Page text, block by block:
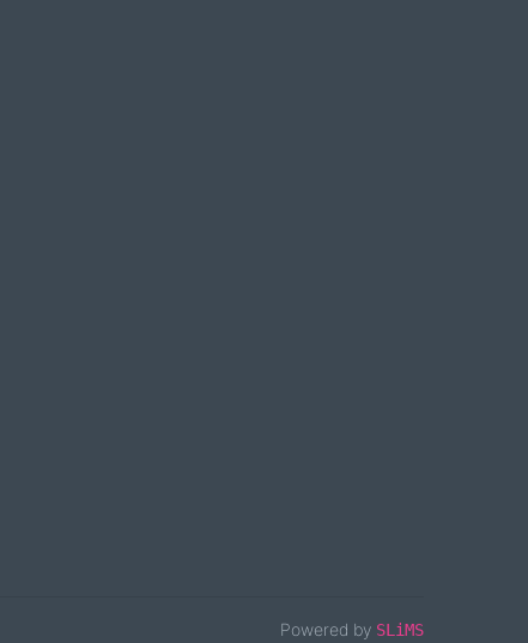
Powered by SLiMS